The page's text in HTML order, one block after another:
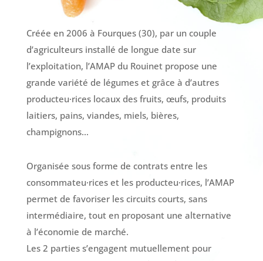
Créée en 2006 à Fourques (30), par un couple
d’agriculteurs installé de longue date sur
l’exploitation, l’AMAP du Rouinet propose une
grande variété de légumes et grâce à d’autres
producteu·rices locaux des fruits, œufs, produits
laitiers, pains, viandes, miels, bières,
champignons…
Organisée sous forme de contrats entre les
consommateu·rices et les producteu·rices, l’AMAP
permet de favoriser les circuits courts, sans
intermédiaire, tout en proposant une alternative
à l’économie de marché.
Les 2 parties s’engagent mutuellement pour